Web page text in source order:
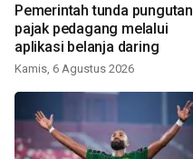
Pemerintah tunda pungutan
pajak pedagang melalui
aplikasi belanja daring
Kamis, 6 Agustus 2026